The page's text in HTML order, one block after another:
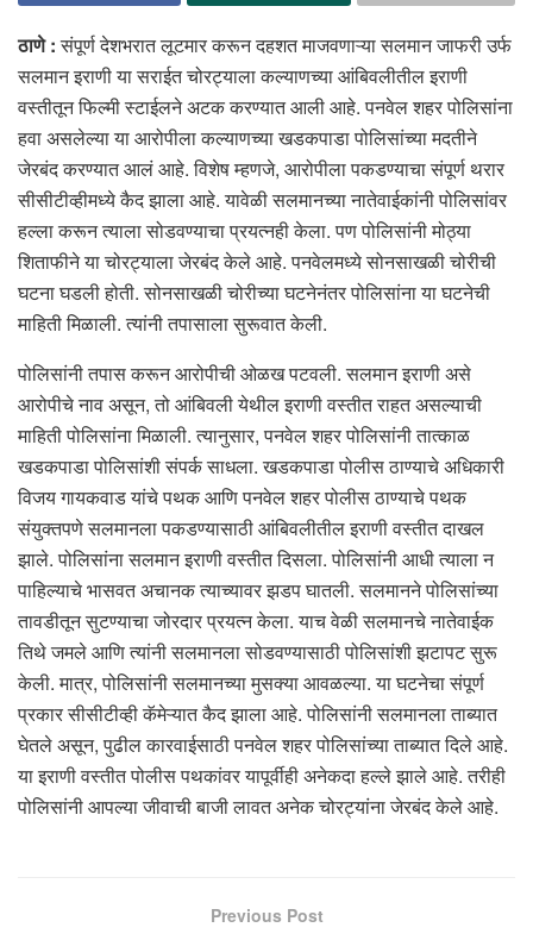
ठाणे :संपूर्ण देशभरात लूटमार करून दहशत माजवणाऱ्या सलमान जाफरी उर्फ
सलमान इराणी या सराईत चोरट्याला कल्याणच्या आंबिवलीतील इराणी
वस्तीतून फिल्मी स्टाईलने अटक करण्यात आली आहे. पनवेल शहर पोलिसांना
हवा असलेल्या या आरोपीला कल्याणच्या खडकपाडा पोलिसांच्या मदतीने
जेरबंद करण्यात आलं आहे. विशेष म्हणजे, आरोपीला पकडण्याचा संपूर्ण थरार
सीसीटीव्हीमध्ये कैद झाला आहे. यावेळी सलमानच्या नातेवाईकांनी पोलिसांवर
हल्ला करून त्याला सोडवण्याचा प्रयत्नही केला. पण पोलिसांनी मोठ्या
शिताफीने या चोरट्याला जेरबंद केले आहे. पनवेलमध्ये सोनसाखळी चोरीची
घटना घडली होती. सोनसाखळी चोरीच्या घटनेनंतर पोलिसांना या घटनेची
माहिती मिळाली. त्यांनी तपासाला सुरूवात केली.
पोलिसांनी तपास करून आरोपीची ओळख पटवली. सलमान इराणी असे
आरोपीचे नाव असून, तो आंबिवली येथील इराणी वस्तीत राहत असल्याची
माहिती पोलिसांना मिळाली. त्यानुसार, पनवेल शहर पोलिसांनी तात्काळ
खडकपाडा पोलिसांशी संपर्क साधला. खडकपाडा पोलीस ठाण्याचे अधिकारी
विजय गायकवाड यांचे पथक आणि पनवेल शहर पोलीस ठाण्याचे पथक
संयुक्तपणे सलमानला पकडण्यासाठी आंबिवलीतील इराणी वस्तीत दाखल
झाले. पोलिसांना सलमान इराणी वस्तीत दिसला. पोलिसांनी आधी त्याला न
पाहिल्याचे भासवत अचानक त्याच्यावर झडप घातली. सलमानने पोलिसांच्या
तावडीतून सुटण्याचा जोरदार प्रयत्न केला. याच वेळी सलमानचे नातेवाईक
तिथे जमले आणि त्यांनी सलमानला सोडवण्यासाठी पोलिसांशी झटापट सुरू
केली. मात्र, पोलिसांनी सलमानच्या मुसक्या आवळल्या. या घटनेचा संपूर्ण
प्रकार सीसीटीव्ही कॅमेऱ्यात कैद झाला आहे. पोलिसांनी सलमानला ताब्यात
घेतले असून, पुढील कारवाईसाठी पनवेल शहर पोलिसांच्या ताब्यात दिले आहे.
या इराणी वस्तीत पोलीस पथकांवर यापूर्वीही अनेकदा हल्ले झाले आहे. तरीही
पोलिसांनी आपल्या जीवाची बाजी लावत अनेक चोरट्यांना जेरबंद केले आहे.
Previous Post